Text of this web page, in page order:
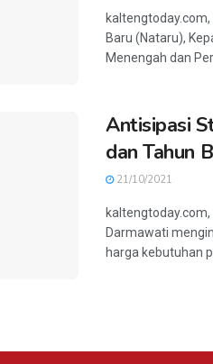
Baru (Nataru),
Menengah dan
Antisipasi
dan Tahun
21/10/2021
kaltengtoday.com,
Darmawati
harga kebutuhan